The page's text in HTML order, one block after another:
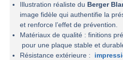
Illustration réaliste du Berger
image fidèle qui authentifie la
et renforce l’effet de prévention.
Matériaux de qualité : finitions
pour une plaque stable et
Résistance extérieure :